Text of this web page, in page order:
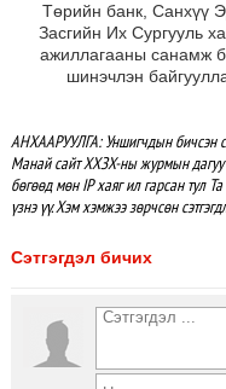
Төрийн банк, Санхүү
Засгийн Их Сургууль
ажиллагааны санамж
шинэчлэн
АНХААРУУЛГА: Уншигчдын бичсэн
Манай сайт ХХЗХ-ны журмын дагуу
бөгөөд мөн IP хаяг ил гарсан тул
үзнэ үү. Хэм хэмжээ зөрчсөн
Сэтгэгдэл бичих